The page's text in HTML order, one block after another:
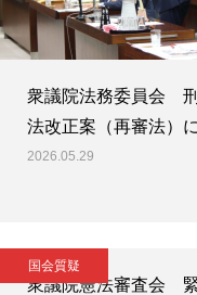
衆議院法務委員会
法改正案（再審法）
2026.05.29
国会質疑
衆議院憲法審査会